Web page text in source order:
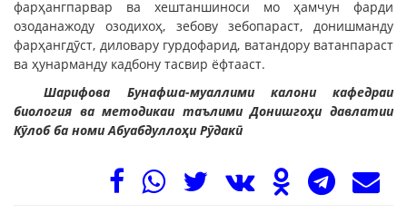
фарҳангпарвар ва хештаншиноси мо ҳамчун фарди
озоданажоду озодихоҳ, зебову зебопараст, донишманду
фарҳангдӯст, диловару гурдофарид, ватандору ватанпараст
ва ҳунарманду кадбону тасвир ёфтааст.
Шарифова Бунафша-муаллими калони кафедраи
биология ва методикаи таълими Донишгоҳи давлатии
Кӯлоб ба номи Абуабдуллоҳи Рӯдакӣ